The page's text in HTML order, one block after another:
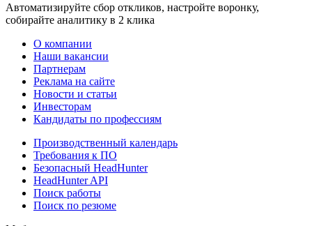
Автоматизируйте сбор откликов, настройте воронку,
собирайте аналитику в 2 клика
О компании
Наши вакансии
Партнерам
Реклама на сайте
Новости и статьи
Инвесторам
Кандидаты по профессиям
Производственный календарь
Требования к ПО
Безопасный HeadHunter
HeadHunter API
Поиск работы
Поиск по резюме